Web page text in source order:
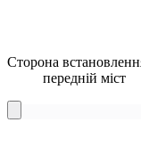
Сторона
передній міст